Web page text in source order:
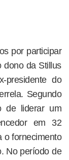
por participar
dono da Stillus
presidente do
Segundo
de liderar um
em 32
o fornecimento
No período de